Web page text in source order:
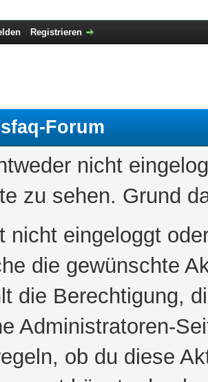
Registrieren
Forum
nicht
zu sehen. Grund
nicht eingeloggt
die gewünschte
die Berechtigung,
Administratoren-
ob du diese